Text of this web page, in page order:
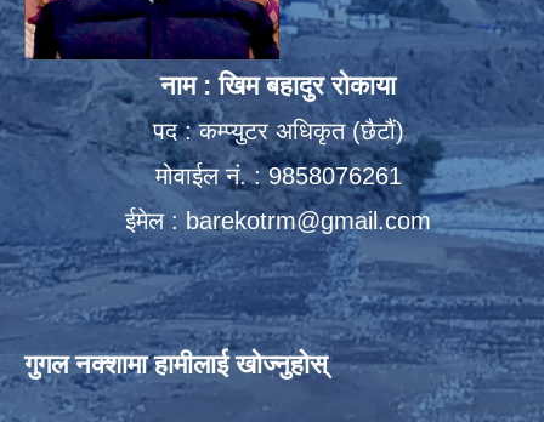
नाम : खिम बहादुर रोकाया
पद : कम्प्युटर अधिकृत (छैटौं)
मोवाईल नं. : 9858076261
ईमेल : barekotrm@gmail.com
गुगल नक्शामा हामीलाई खोज्नुहोस्